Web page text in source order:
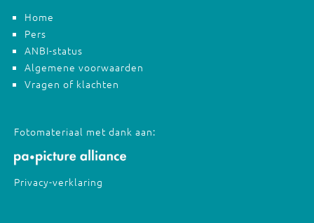
Home
Pers
ANBI-status
Algemene voorwaarden
Vragen of klachten
Fotomateriaal met dank aan:
Privacy-verklaring